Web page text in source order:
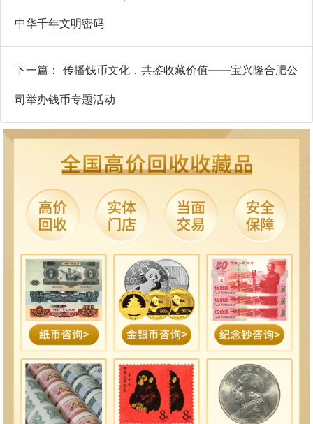
中华千年文明密码
下一篇： 传播钱币文化，共鉴收藏价值——宝兴隆合肥公
司举办钱币专题活动